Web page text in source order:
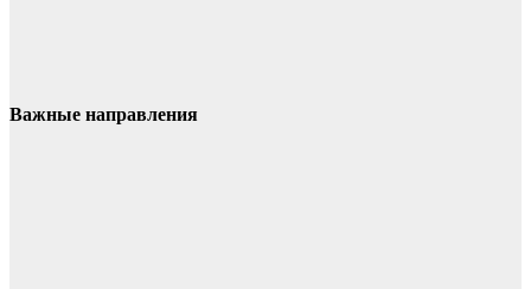
Важные направления